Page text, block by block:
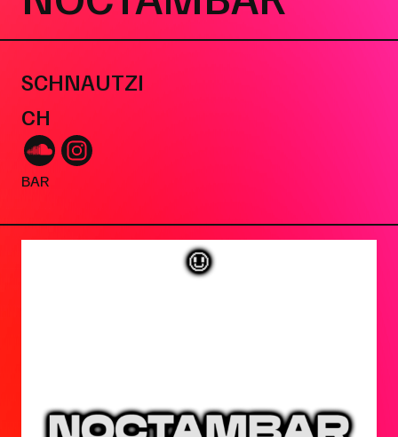
SCHNAUTZI
CH
BAR